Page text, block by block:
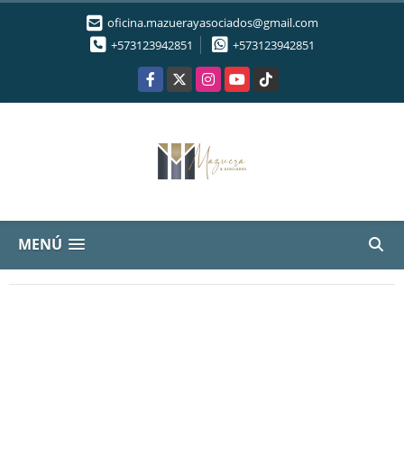
oficina.mazuerayasociados@gmail.com
+573123942851
+573123942851
Facebook
X InstagramYouTubeTikTok
MENÚ